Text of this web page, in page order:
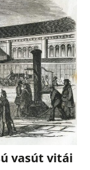
vasút vitái